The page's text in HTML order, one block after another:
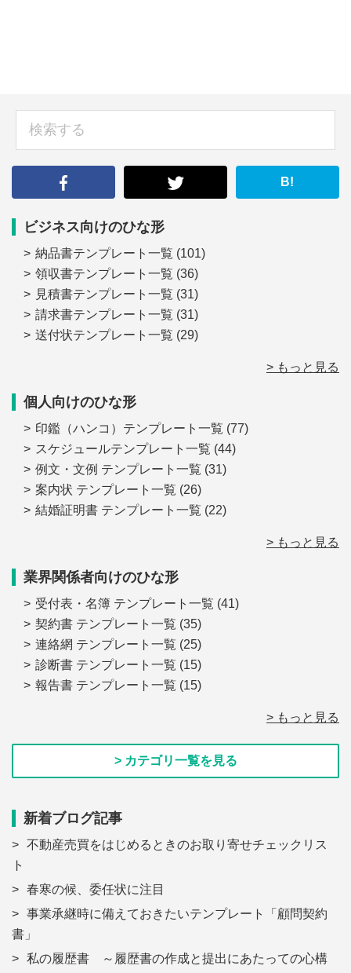
B!
ビジネス向けのひな形
納品書テンプレート一覧 (101)
領収書テンプレート一覧 (36)
見積書テンプレート一覧 (31)
請求書テンプレート一覧 (31)
送付状テンプレート一覧 (29)
> もっと見る
個人向けのひな形
印鑑（ハンコ）テンプレート一覧 (77)
スケジュールテンプレート一覧 (44)
例文・文例 テンプレート一覧 (31)
案内状 テンプレート一覧 (26)
結婚証明書 テンプレート一覧 (22)
> もっと見る
業界関係者向けのひな形
受付表・名簿 テンプレート一覧 (41)
契約書 テンプレート一覧 (35)
連絡網 テンプレート一覧 (25)
診断書 テンプレート一覧 (15)
報告書 テンプレート一覧 (15)
> もっと見る
> カテゴリ一覧を見る
新着ブログ記事
不動産売買をはじめるときのお取り寄せチェックリス
ト
春寒の候、委任状に注目
事業承継時に備えておきたいテンプレート「顧問契約
書」
私の履歴書 ～履歴書の作成と提出にあたっての心構